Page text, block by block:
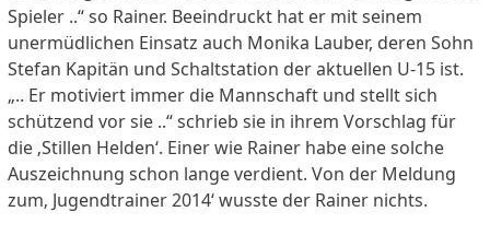
Spieler ..“ so Rainer. Beeindruckt hat er mit seinem
unermüdlichen Einsatz auch Monika Lauber, deren Sohn
Stefan Kapitän und Schaltstation der aktuellen U-15 ist.
„.. Er motiviert immer die Mannschaft und stellt sich
schützend vor sie ..“ schrieb sie in ihrem Vorschlag für
die ‚Stillen Helden‘. Einer wie Rainer habe eine solche
Auszeichnung schon lange verdient. Von der Meldung
zum‚ Jugendtrainer 2014‘ wusste der Rainer nichts.